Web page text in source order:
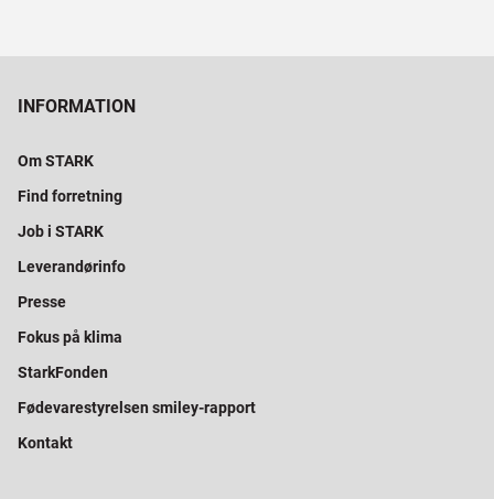
INFORMATION
Om STARK
Find forretning
Job i STARK
Leverandørinfo
Presse
Fokus på klima
StarkFonden
Fødevarestyrelsen smiley-rapport
Kontakt